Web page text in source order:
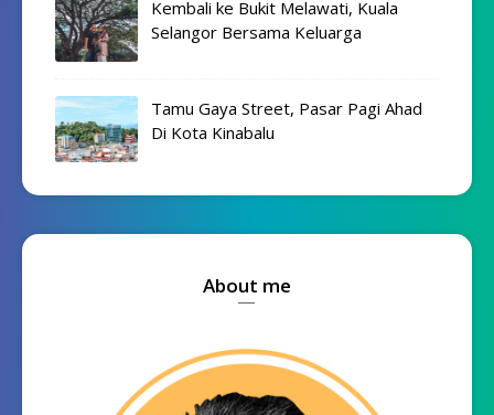
Kembali ke Bukit Melawati, Kuala
Selangor Bersama Keluarga
Tamu Gaya Street, Pasar Pagi Ahad
Di Kota Kinabalu
About me